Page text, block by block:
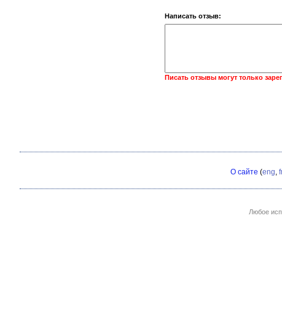
Написать отзыв:
Писать отзывы могут только
О сайте (eng,
Любое